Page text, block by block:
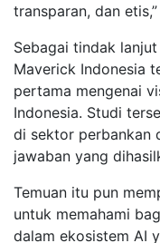
transparan, dan
Sebagai tindak
Maverick Indonesia
pertama mengenai
Indonesia. Studi
di sektor perbankan
jawaban yang
Temuan itu pun
untuk memahami
dalam ekosistem AI